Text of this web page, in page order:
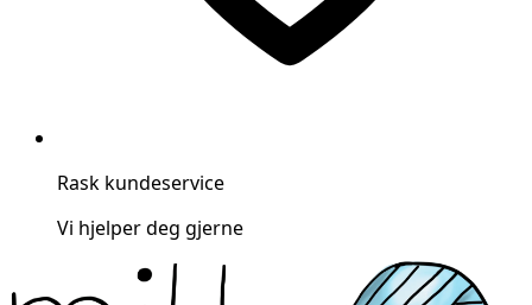
Rask kundeservice
Vi hjelper deg gjerne